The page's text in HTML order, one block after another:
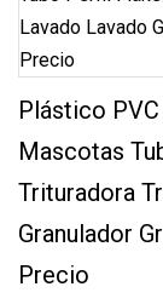
Plástico
Mascotas
Trituradora
Granulador
Precio